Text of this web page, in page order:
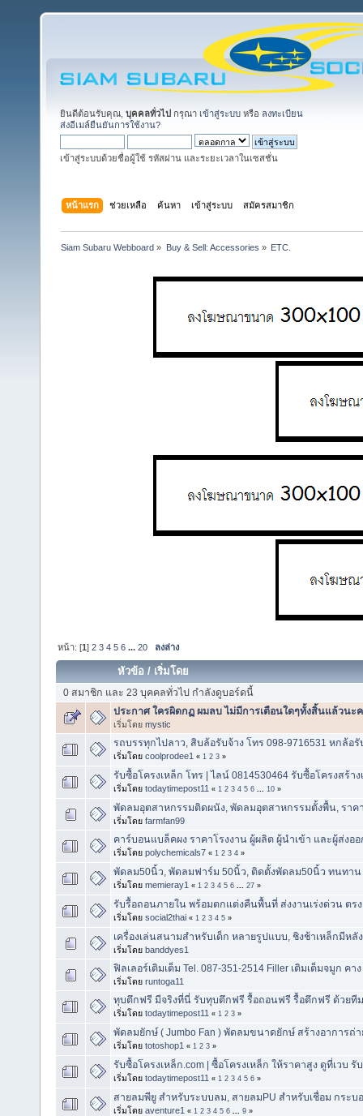
ยินดีต้อนรับคุณ, บุคคลทั่วไป กรุณา เข้าสู่ระบบ หรือ ลงทะเบียน
ส่งอีเมล์ยืนยันการใช้งาน?
เข้าสู่ระบบด้วยชื่อผู้ใช้ รหัสผ่าน และระยะเวลาในเซสชั่น
หน้าแรก ช่วยเหลือ ค้นหา เข้าสู่ระบบ สมัครสมาชิก
Siam Subaru Webboard » Buy & Sell: Accessories » ETC.
หน้า: [1]2 3 4 5 6 ...20 ลงล่าง
หัวข้อ / เริ่มโดย
0 สมาชิก และ 23 บุคคลทั่วไป กำลังดูบอร์ดนี้
ประกาศ ใครผิดกฏ ผมลบ ไม่มีการเตือนใดๆทั้งสิ้นแล้วนะ
เริ่มโดย mystic
รถบรรทุกไปลาว, สิบล้อรับจ้าง โทร 098-9716531 หกล้อรั
เริ่มโดย coolprodee1 « 1 2 3 »
รับซื้อโครงเหล็ก โทร | ไลน์ 0814530464 รับซื้อโครงสร้าง
เริ่มโดย todaytimepost11 « 1 2 3 4 5 6 10 »
พัดลมอุตสาหกรรมติดผนัง, พัดลมอุตสาหกรรมตั้งพื้น, ราค
เริ่มโดย farmfan99
คาร์บอนแบล็คผง ราคาโรงงาน ผู้ผลิต ผู้นำเข้า และผู้ส่งอ
เริ่มโดย polychemicals7 « 1 2 3 4 »
พัดลม50นิ้ว, พัดลมฟาร์ม 50นิ้ว, ติดตั้งพัดลม50นิ้ว ทนทาน
เริ่มโดย memieray1 « 1 2 3 4 5 6 27 »
รับรื้อถอนภายใน พร้อมตกแต่งคืนพื้นที่ ส่งงานเร่งด่วน ตร
เริ่มโดย social2thai « 1 2 3 4 5 »
เครื่องเล่นสนามสำหรับเด็ก หลายรูปแบบ, ชิงช้าเหล็กมีหลั
เริ่มโดย banddyes1
ฟิลเลอร์เติมเต็ม Tel. 087-351-2514 Filler เติมเต็มจมูก คา
เริ่มโดย runtoga11
ทุบตึกฟรี มีจริงที่นี่ รับทุบตึกฟรี รื้อถอนฟรี รื้อตึกฟรี ด้วยที
เริ่มโดย todaytimepost11 « 1 2 3 »
พัดลมยักษ์ ( Jumbo Fan ) พัดลมขนาดยักษ์ สร้างอาการถ่
เริ่มโดย totoshop1 « 1 2 3 »
รับซื้อโครงเหล็ก.com | ซื้อโครงเหล็ก ให้ราคาสูง ดูที่เวบ
เริ่มโดย todaytimepost11 « 1 2 3 4 5 6 »
สายลมพียู สำหรับระบบลม, สายลมPU สำหรับเชื่อม กระ
เริ่มโดย aventure1 « 1 2 3 4 5 6 9 »